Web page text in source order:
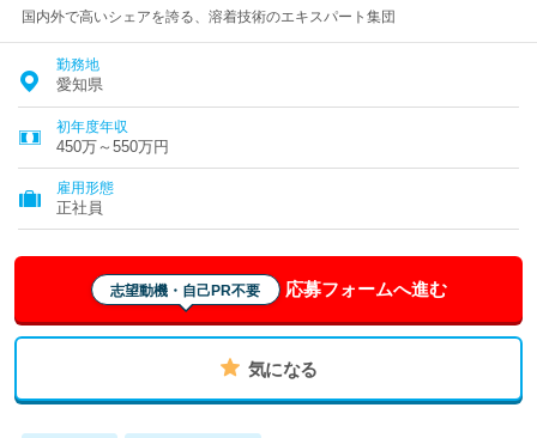
国内外で高いシェアを誇る、溶着技術のエキスパート集団
勤務地
愛知県
初年度年収
450万～550万円
雇用形態
正社員
志望動機・自己PR不要 応募フォームへ進む
気になる